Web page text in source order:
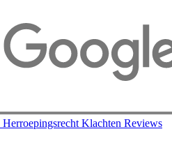
Herroepingsrecht Klachten Reviews